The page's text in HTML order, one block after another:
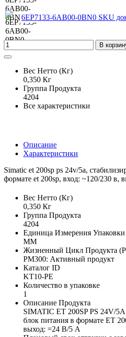
6EP7133-6AB00-0BN0 SKU
В
Вес Нетто (Кг)
0,350 Кг
Группа Продукта
4204
Все характеристики
Описание
Характеристики
Simatic et 200sp ps 24v/5a,
формате et 200sp, вход: ~120/230 в,
Вес Нетто (Кг)
0,350 Кг
Группа Продукта
4204
Единица Измерения Упаковки
MM
Жизненный Цикл Продукта
PM300: Активный продукт
Каталог ID
KT10-PE
Количество в упаковке
1
Описание Продукта
SIMATIC ET 200SP PS 24V/
блок питания в формате ET
выход: =24 В/5 А